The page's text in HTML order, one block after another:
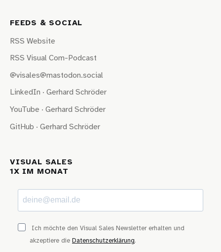
FEEDS & SOCIAL
RSS Website
RSS Visual Com-Podcast
@visales@mastodon.social
LinkedIn · Gerhard Schröder
YouTube · Gerhard Schröder
GitHub · Gerhard Schröder
VISUAL SALES
1X IM MONAT
Ich möchte den Visual Sales Newsletter erhalten und
akzeptiere die Datenschutzerklärung.